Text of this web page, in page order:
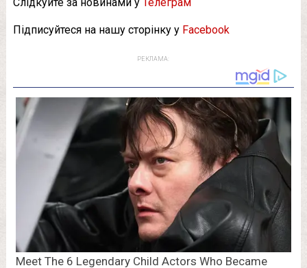
Підписуйтеся на нашу сторінку у Facebook
РЕКЛАМА: